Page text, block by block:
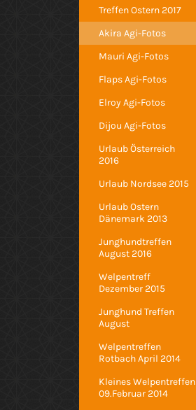
Treffen Ostern 2017
Akira Agi-Fotos
Mauri Agi-Fotos
Flaps Agi-Fotos
Elroy Agi-Fotos
Dijou Agi-Fotos
Urlaub Österreich
2016
Urlaub Nordsee 2015
Urlaub Ostern
Dänemark 2013
Junghundtreffen
August 2016
Welpentreff
Dezember 2015
Junghund Treffen
August
Welpentreffen
Rotbach April 2014
Kleines Welpentreffen
09.Februar 2014